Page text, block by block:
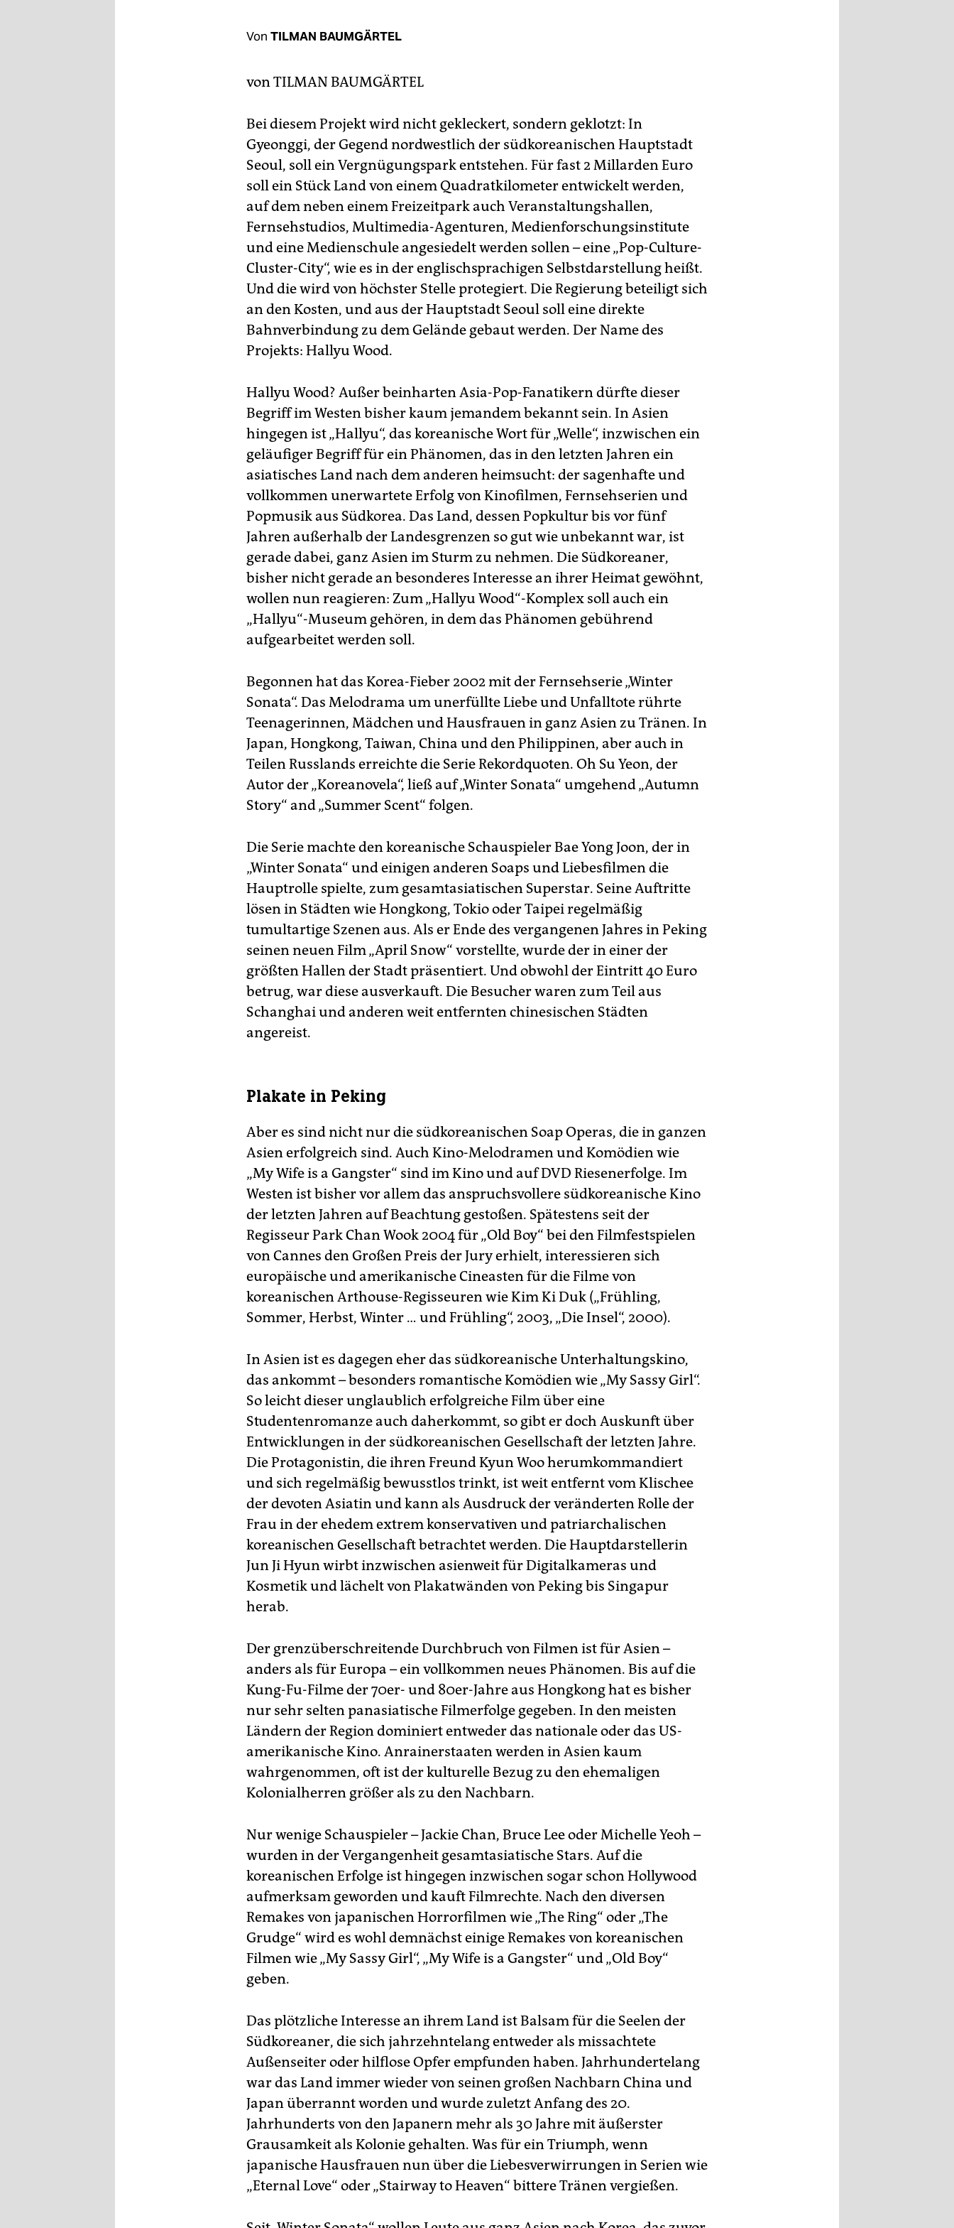
Von TILMAN BAUMGÄRTEL
vonTILMAN BAUMGÄRTEL
Bei diesem Projekt wird nicht gekleckert, sondern geklotzt: In
Gyeonggi, der Gegend nordwestlich der südkoreanischen Hauptstadt
Seoul, soll ein Vergnügungspark entstehen. Für fast 2 Millarden Euro
soll ein Stück Land von einem Quadratkilometer entwickelt werden,
auf dem neben einem Freizeitpark auch Veranstaltungshallen,
Fernsehstudios, Multimedia-Agenturen, Medienforschungsinstitute
und eine Medienschule angesiedelt werden sollen – eine „Pop-Culture-
Cluster-City“, wie es in der englischsprachigen Selbstdarstellung heißt.
Und die wird von höchster Stelle protegiert. Die Regierung beteiligt sich
an den Kosten, und aus der Hauptstadt Seoul soll eine direkte
Bahnverbindung zu dem Gelände gebaut werden. Der Name des
Projekts: Hallyu Wood.
Hallyu Wood? Außer beinharten Asia-Pop-Fanatikern dürfte dieser
Begriff im Westen bisher kaum jemandem bekannt sein. In Asien
hingegen ist „Hallyu“, das koreanische Wort für „Welle“, inzwischen ein
geläufiger Begriff für ein Phänomen, das in den letzten Jahren ein
asiatisches Land nach dem anderen heimsucht: der sagenhafte und
vollkommen unerwartete Erfolg von Kinofilmen, Fernsehserien und
Popmusik aus Südkorea. Das Land, dessen Popkultur bis vor fünf
Jahren außerhalb der Landesgrenzen so gut wie unbekannt war, ist
gerade dabei, ganz Asien im Sturm zu nehmen. Die Südkoreaner,
bisher nicht gerade an besonderes Interesse an ihrer Heimat gewöhnt,
wollen nun reagieren: Zum „Hallyu Wood“-Komplex soll auch ein
„Hallyu“-Museum gehören, in dem das Phänomen gebührend
aufgearbeitet werden soll.
Begonnen hat das Korea-Fieber 2002 mit der Fernsehserie „Winter
Sonata“. Das Melodrama um unerfüllte Liebe und Unfalltote rührte
Teenagerinnen, Mädchen und Hausfrauen in ganz Asien zu Tränen. In
Japan, Hongkong, Taiwan, China und den Philippinen, aber auch in
Teilen Russlands erreichte die Serie Rekordquoten. Oh Su Yeon, der
Autor der „Koreanovela“, ließ auf „Winter Sonata“ umgehend „Autumn
Story“ and „Summer Scent“ folgen.
Die Serie machte den koreanische Schauspieler Bae Yong Joon, der in
„Winter Sonata“ und einigen anderen Soaps und Liebesfilmen die
Hauptrolle spielte, zum gesamtasiatischen Superstar. Seine Auftritte
lösen in Städten wie Hongkong, Tokio oder Taipei regelmäßig
tumultartige Szenen aus. Als er Ende des vergangenen Jahres in Peking
seinen neuen Film „April Snow“ vorstellte, wurde der in einer der
größten Hallen der Stadt präsentiert. Und obwohl der Eintritt 40 Euro
betrug, war diese ausverkauft. Die Besucher waren zum Teil aus
Schanghai und anderen weit entfernten chinesischen Städten
angereist.
Plakate in Peking
Aber es sind nicht nur die südkoreanischen Soap Operas, die in ganzen
Asien erfolgreich sind. Auch Kino-Melodramen und Komödien wie
„My Wife is a Gangster“ sind im Kino und auf DVD Riesenerfolge. Im
Westen ist bisher vor allem das anspruchsvollere südkoreanische Kino
der letzten Jahren auf Beachtung gestoßen. Spätestens seit der
Regisseur Park Chan Wook 2004 für „Old Boy“ bei den Filmfestspielen
von Cannes den Großen Preis der Jury erhielt, interessieren sich
europäische und amerikanische Cineasten für die Filme von
koreanischen Arthouse-Regisseuren wie Kim Ki Duk („Frühling,
Sommer, Herbst, Winter … und Frühling“, 2003, „Die Insel“, 2000).
In Asien ist es dagegen eher das südkoreanische Unterhaltungskino,
das ankommt – besonders romantische Komödien wie „My Sassy Girl“.
So leicht dieser unglaublich erfolgreiche Film über eine
Studentenromanze auch daherkommt, so gibt er doch Auskunft über
Entwicklungen in der südkoreanischen Gesellschaft der letzten Jahre.
Die Protagonistin, die ihren Freund Kyun Woo herumkommandiert
und sich regelmäßig bewusstlos trinkt, ist weit entfernt vom Klischee
der devoten Asiatin und kann als Ausdruck der veränderten Rolle der
Frau in der ehedem extrem konservativen und patriarchalischen
koreanischen Gesellschaft betrachtet werden. Die Hauptdarstellerin
Jun Ji Hyun wirbt inzwischen asienweit für Digitalkameras und
Kosmetik und lächelt von Plakatwänden von Peking bis Singapur
herab.
Der grenzüberschreitende Durchbruch von Filmen ist für Asien –
anders als für Europa – ein vollkommen neues Phänomen. Bis auf die
Kung-Fu-Filme der 70er- und 80er-Jahre aus Hongkong hat es bisher
nur sehr selten panasiatische Filmerfolge gegeben. In den meisten
Ländern der Region dominiert entweder das nationale oder das US-
amerikanische Kino. Anrainerstaaten werden in Asien kaum
wahrgenommen, oft ist der kulturelle Bezug zu den ehemaligen
Kolonialherren größer als zu den Nachbarn.
Nur wenige Schauspieler – Jackie Chan, Bruce Lee oder Michelle Yeoh –
wurden in der Vergangenheit gesamtasiatische Stars. Auf die
koreanischen Erfolge ist hingegen inzwischen sogar schon Hollywood
aufmerksam geworden und kauft Filmrechte. Nach den diversen
Remakes von japanischen Horrorfilmen wie „The Ring“ oder „The
Grudge“ wird es wohl demnächst einige Remakes von koreanischen
Filmen wie „My Sassy Girl“, „My Wife is a Gangster“ und „Old Boy“
geben.
Das plötzliche Interesse an ihrem Land ist Balsam für die Seelen der
Südkoreaner, die sich jahrzehntelang entweder als missachtete
Außenseiter oder hilflose Opfer empfunden haben. Jahrhundertelang
war das Land immer wieder von seinen großen Nachbarn China und
Japan überrannt worden und wurde zuletzt Anfang des 20.
Jahrhunderts von den Japanern mehr als 30 Jahre mit äußerster
Grausamkeit als Kolonie gehalten. Was für ein Triumph, wenn
japanische Hausfrauen nun über die Liebesverwirrungen in Serien wie
„Eternal Love“ oder „Stairway to Heaven“ bittere Tränen vergießen.